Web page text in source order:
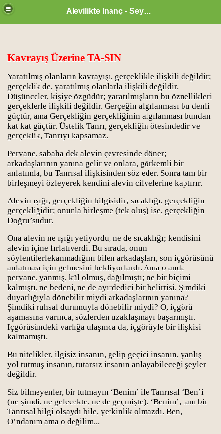
Alevilikte Inanç - Seyyid Hakkı
Kavrayış Üzerine TA-SIN
Yaratılmış olanların kavrayışı, gerçeklikle ilişkili değildir;
gerçeklik de, yaratılmış olanlarla ilişkili değildir.
Düşünceler, kişiye özgüdür; yaratılmışların bu öznellikleri
gerçeklerle ilişkili değildir. Gerçeğin algılanması bu denli
güçtür, ama Gerçekliğin gerçekliğinin algılanması bundan
kat kat güçtür. Üstelik Tanrı, gerçekliğin ötesindedir ve
gerçeklik, Tanrıyı kapsamaz.
Pervane, sabaha dek alevin çevresinde döner;
arkadaşlarının yanına gelir ve onlara, görkemli bir
anlatımla, bu Tanrısal ilişkisinden söz eder. Sonra tam bir
birleşmeyi özleyerek kendini alevin cilvelerine kaptırır.
Alevin ışığı, gerçekliğin bilgisidir; sıcaklığı, gerçekliğin
gerçekliğidir; onunla birleşme (tek oluş) ise, gerçekliğin
Doğru’sudur.
Ona alevin ne ışığı yetiyordu, ne de sıcaklığı; kendisini
alevin içine fırlatıverdi. Bu sırada, onun
söylentilerlekanmadığını bilen arkadaşları, son içgörüsünü
anlatması için gelmesini bekliyorlardı. Ama o anda
pervane, yanmış, kül olmuş, dağılmıştı; ne bir biçimi
kalmıştı, ne bedeni, ne de ayırdedici bir belirtisi. Şimdiki
duyarlığıyla dönebilir miydi arkadaşlarının yanına?
Şimdiki ruhsal durumuyla dönebilir miydi? O, içgörü
aşamasına varınca, sözlerden uzaklaşmayı başarmıştı.
Içgörüsündeki varlığa ulaşınca da, içgörüyle bir ilişkisi
kalmamıştı.
Bu nitelikler, ilgisiz insanın, gelip geçici insanın, yanlış
yol tutmuş insanın, tutarsız insanın anlayabileceği şeyler
değildir.
Siz bilmeyenler, bir tutmayın ‘Benim’ ile Tanrısal ‘Ben’i
(ne şimdi, ne gelecekte, ne de geçmişte). ‘Benim’, tam bir
Tanrısal bilgi olsaydı bile, yetkinlik olmazdı. Ben,
O’ndanım ama o değilim...
ayı